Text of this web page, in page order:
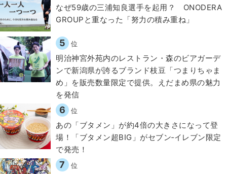
なぜ59歳の三浦知良選手を起用？ ONODERA
GROUPと重なった「努力の積み重ね」
5 位
明治神宮外苑内のレストラン・森のビアガーデ
ンで新潟県が誇るブランド枝豆「つまりちゃま
め」を販売数量限定で提供。えだまめ県の魅力
を発信
6 位
あの「ブタメン」が約4倍の大きさになって登
場！「ブタメン超BIG」がセブン‐イレブン限定
で発売！
7 位